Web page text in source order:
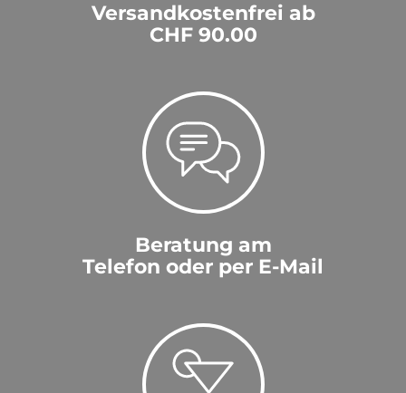
Versandkostenfrei ab
CHF 90.00
Beratung am
Telefon oder per E-Mail